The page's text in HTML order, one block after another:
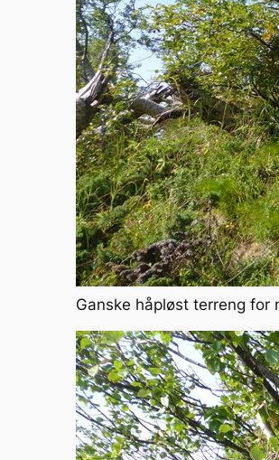
Ganske håpløst terreng for